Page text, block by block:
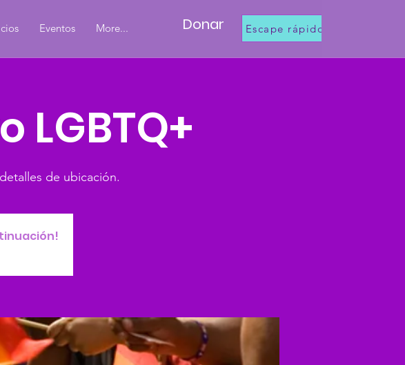
Eventos More... Donar Escape rápido
LGBTQ+
de ubicación.